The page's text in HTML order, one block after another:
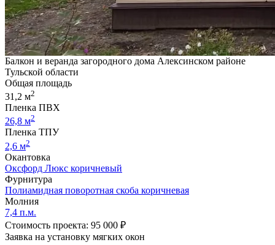
Балкон и веранда загородного дома Алексинском районе
Тульской области
Общая площадь
31,2 м2
Пленка ПВХ
26,8 м2
Пленка ТПУ
2,6 м2
Окантовка
Оксфорд Люкс коричневый
Фурнитура
Полиамидная поворотная скоба коричневая
Молния
7,4 п.м.
Стоимость проекта: 95 000 ₽
Заявка на установку мягких окон